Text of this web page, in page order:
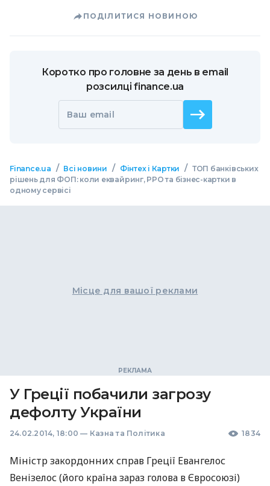
ПОДІЛИТИСЯ НОВИНОЮ
Коротко про головне за день в email
розсилці finance.ua
Ваш email
Finance.ua / Всі новини / Фінтех і Картки / ТОП банківських
рішень для ФОП: коли еквайринг, РРО та бізнес-картки в
одному сервісі
Місце для вашої реклами
У Греції побачили загрозу
дефолту України
24.02.2014, 18:00 — Казна та Політика 1834
Міністр закордонних справ Греції Евангелос
Венізелос (його країна зараз голова в Євросоюзі)